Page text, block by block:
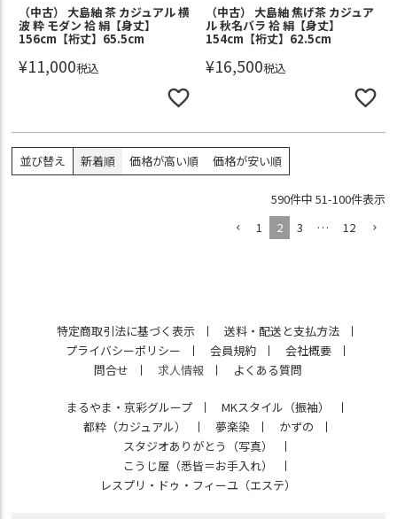
（中古） 大島紬 茶 カジュアル 横
波 粋 モダン 袷 絹【身丈】
156cm【裄丈】65.5cm
¥11,000税込
（中古） 大島紬 焦げ茶 カジュア
ル 秋名バラ 袷 絹【身丈】
154cm【裄丈】62.5cm
¥16,500税込
並び替え 新着順 価格が高い順 価格が安い順
590件中 51-100件表示
1
2 3 … 12
特定商取引法に基づく表示
送料・配送と支払方法
プライバシーポリシー
会員規約
会社概要
問合せ
求人情報 よくある質問
まるやま・京彩グループ
MKスタイル（振袖）
都粋（カジュアル）
夢楽染
かずの
スタジオありがとう（写真）
こうじ屋（悉皆＝お手入れ）
レスプリ・ドゥ・フィーユ（エステ）